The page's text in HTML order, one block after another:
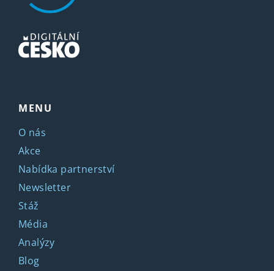
MENU
O nás
Akce
Nabídka partnerství
Newsletter
Stáž
Média
Analýzy
Blog